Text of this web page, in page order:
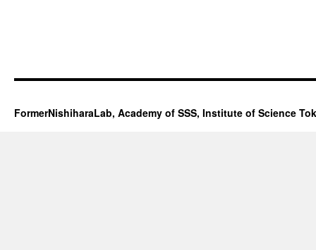
FormerNishiharaLab, Academy of SSS, Institute of Science